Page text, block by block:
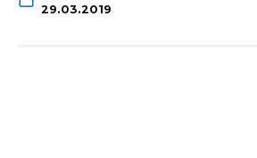
29.03.2019